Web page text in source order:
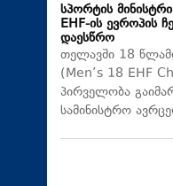
სპორტის
EHF-ის ევროპის
დაესწრო
თელავში 18
(Men’s 18 EHF
პირველობა
სამინისტრო